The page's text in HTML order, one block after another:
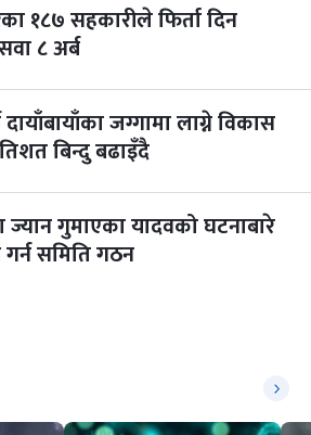
१८७ सहकारीले फिर्ता दिन
८ अर्ब
दायाँबायाँका जग्गामा लाग्ने विकास
बिन्दु बढाइँदै
ज्यान गुमाएका यादवको घटनाबारे
समिति गठन